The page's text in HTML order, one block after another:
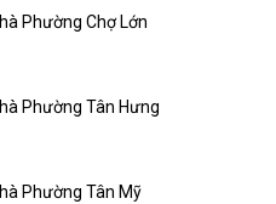
Phường Chợ Lớn
Phường Tân Hưng
Phường Tân Mỹ